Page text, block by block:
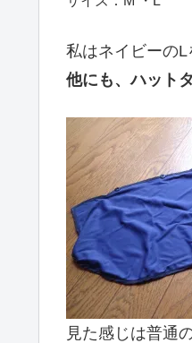
私はネイビーのL
他にも、ハット
見た感じは普通